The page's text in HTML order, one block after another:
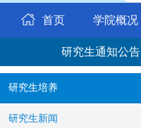
首页 学院概况
研究生通知公告
研究生培养
研究生新闻